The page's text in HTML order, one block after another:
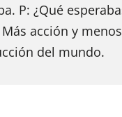
P: ¿Qué
Más acción y menos
del mundo.